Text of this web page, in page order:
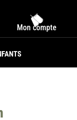
Mon compte